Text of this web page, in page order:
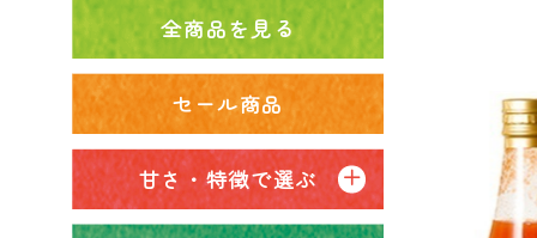
全商品を見る
セール商品
甘さ・特徴で選ぶ